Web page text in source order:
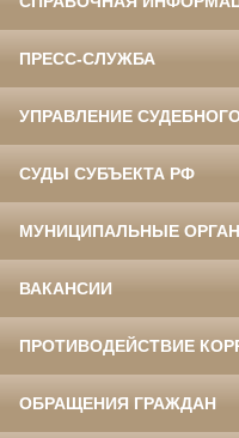
ПРЕСС-СЛУЖБА
УПРАВЛЕНИЕ
СУДЫ СУБЪЕКТА РФ
МУНИЦИПАЛЬНЫЕ
ВАКАНСИИ
ПРОТИВОДЕЙСТВИЕ
ОБРАЩЕНИЯ ГРАЖДАН